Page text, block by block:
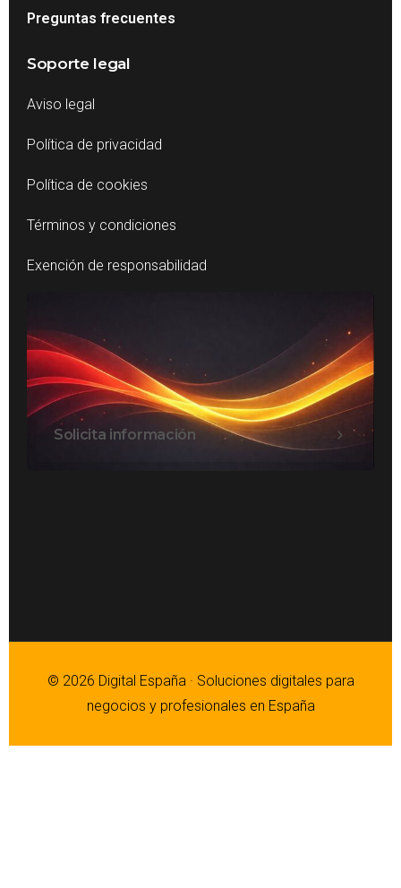
Preguntas frecuentes
Soporte legal
Aviso legal
Política de privacidad
Política de cookies
Términos y condiciones
Exención de responsabilidad
Solicita información
© 2026 Digital España · Soluciones digitales para
negocios y profesionales en España